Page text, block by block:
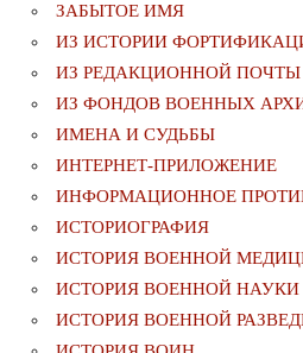
ЗАБЫТОЕ ИМЯ
ИЗ ИСТОРИИ
ИЗ РЕДАКЦИОННОЙ ПОЧТЫ
ИЗ ФОНДОВ ВОЕННЫХ
ИМЕНА И СУДЬБЫ
ИНТЕРНЕТ-ПРИЛОЖЕНИЕ
ИНФОРМАЦИОННОЕ
ИСТОРИОГРАФИЯ
ИСТОРИЯ ВОЕННОЙ
ИСТОРИЯ ВОЕННОЙ НАУКИ
ИСТОРИЯ ВОЕННОЙ